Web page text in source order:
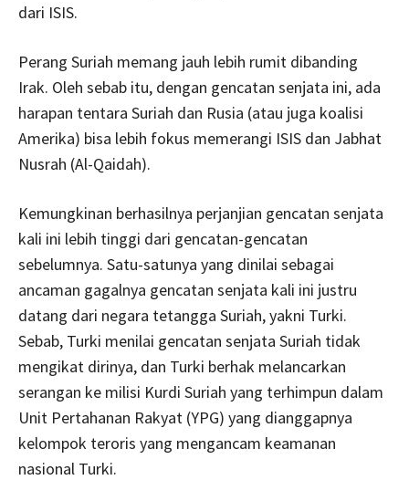
dari ISIS.
Perang Suriah memang jauh lebih rumit dibanding
Irak. Oleh sebab itu, dengan gencatan senjata ini, ada
harapan tentara Suriah dan Rusia (atau juga koalisi
Amerika) bisa lebih fokus memerangi ISIS dan Jabhat
Nusrah (Al-Qaidah).
Kemungkinan berhasilnya perjanjian gencatan senjata
kali ini lebih tinggi dari gencatan-gencatan
sebelumnya. Satu-satunya yang dinilai sebagai
ancaman gagalnya gencatan senjata kali ini justru
datang dari negara tetangga Suriah, yakni Turki.
Sebab, Turki menilai gencatan senjata Suriah tidak
mengikat dirinya, dan Turki berhak melancarkan
serangan ke milisi Kurdi Suriah yang terhimpun dalam
Unit Pertahanan Rakyat (YPG) yang dianggapnya
kelompok teroris yang mengancam keamanan
nasional Turki.